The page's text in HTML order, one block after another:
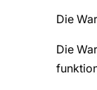
Die
Die